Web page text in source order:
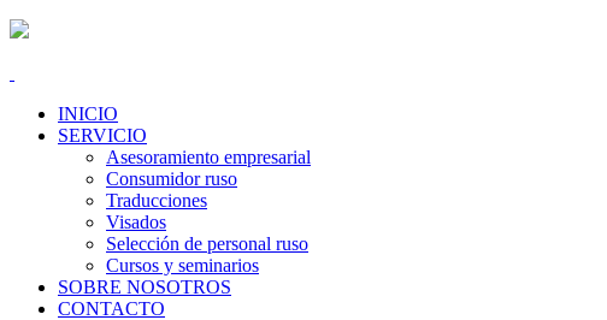
INICIO
SERVICIO
Asesoramiento empresarial
Consumidor ruso
Traducciones
Visados
Selección de personal ruso
Cursos y seminarios
SOBRE NOSOTROS
CONTACTO